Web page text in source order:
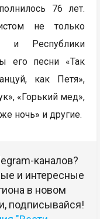
76 лет.
не только
и Республики
его песни «Так
как Петя»,
«Горький мед»,
ночь» и другие.
каналов?
и интересные
в новом
подписывайся!